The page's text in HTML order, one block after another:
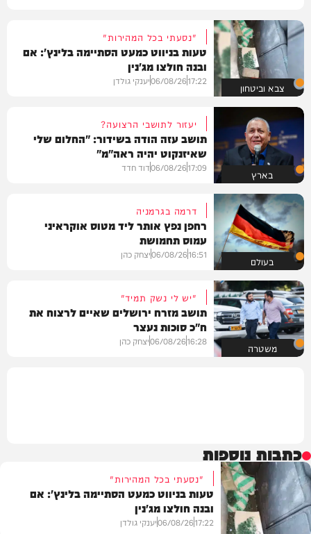
צבא וביטחון
"נסעתי בכל המהירות"
טעות בניווט כמעט הסתיימה בלינץ': אם
ובנה חולצו מג'נין
17:22
06/08/26יענקי גולדן
בארץ
יעזור לתושבי הרצועה?
תושב עזה הודה בשידור: "החלום שלי
שאיזנקוט יהיה ראה"מ"
17:09
06/08/26דוד חדד
בעולם
דרמה בגרמניה
רחפן נפץ אותר ליד מטוס אוקראיני
עמוס תחמושת
16:51
06/08/26יצחק כהן
משטרה
"יש לי נשק תמיד"
תושב מזרח ירושלים שאיים לרצוח את
ח"כ סוכות נעצר
16:28
06/08/26יצחק כהן
כתבות נוספות
"נסעתי בכל המהירות"
טעות בניווט כמעט הסתיימה בלינץ': אם
ובנה חולצו מג'נין
17:22
06/08/26יענקי גולדן